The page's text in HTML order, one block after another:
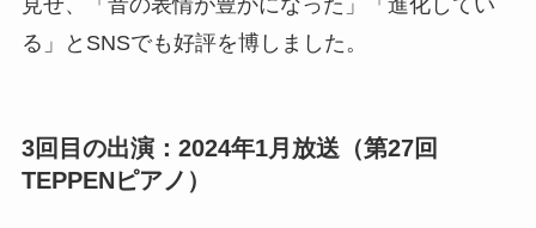
る」とSNSでも好評を博しました。
3回目の出演：2024年1月放送（第27回
TEPPENピアノ）